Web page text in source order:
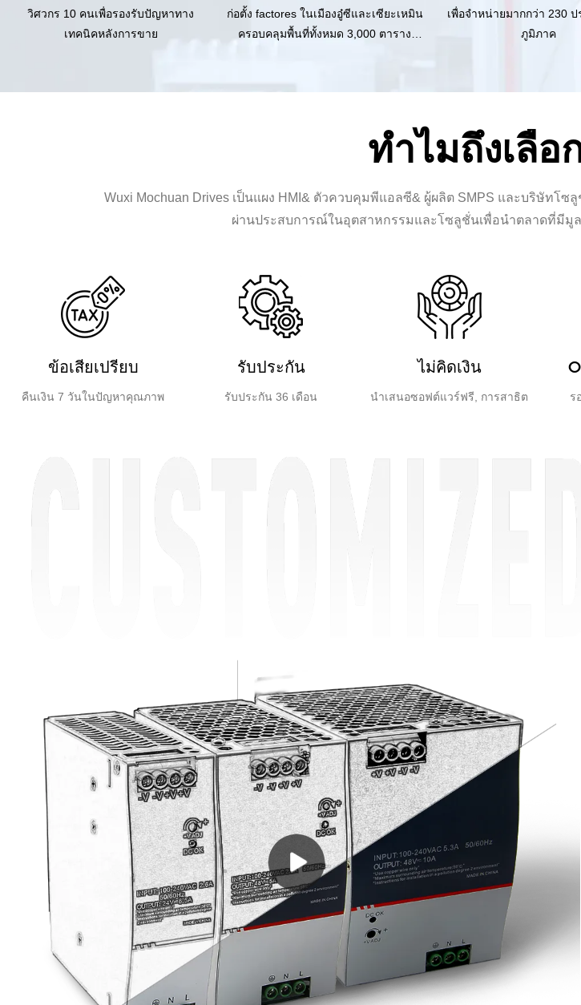
วิศวกร 10 คนเพื่อรองรับปัญหาทาง
เทคนิคหลังการขาย
ก่อตั้ง factores ในเมืองอู๋ซีและเซียะเหมิน
ครอบคลุมพื้นที่ทั้งหมด 3,000 ตาราง
เพื่อจำหน่ายมากกว่า 230 ป
ภูมิภาค
ทำไมถึงเลือ
Wuxi Mochuan Drives เป็นแผง HMI& ตัวควบคุมพีแอลซี& ผู้ผลิต SMPS และบริษัทโ
ผ่านประสบการณ์ในอุตสาหกรรมและโซลูชั่นเพื่อนำตลาดที่มีมู
ข้อเสียเปรียบ
คืนเงิน 7 วันในปัญหาคุณภาพ
รับประกัน
รับประกัน 36 เดือน
ไม่คิดเงิน
​​​​​​​​​​​​​​​​​​​​​​​​​​​​​นำเสนอซอฟต์แวร์ฟรี, การสาธิต ร